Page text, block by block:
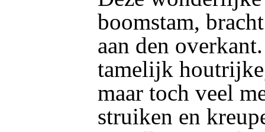
boomstam,
aan den
tamelijk
maar toch veel
struiken en